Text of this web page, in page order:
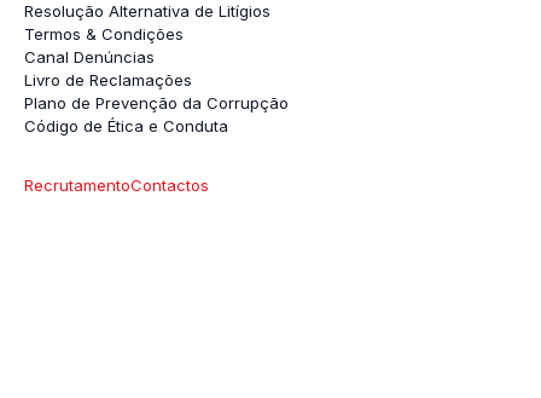
Resolução Alternativa de Litígios
Termos & Condições
Canal Denúncias
Livro de Reclamações
Plano de Prevenção da Corrupção
Código de Ética e Conduta
RecrutamentoContactos